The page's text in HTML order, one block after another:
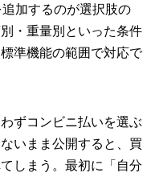
加するのが選択肢の
・重量別といった条件
準機能の範囲で対応で
ずコンビニ払いを選ぶ
いまま公開すると、買
しまう。最初に「自分